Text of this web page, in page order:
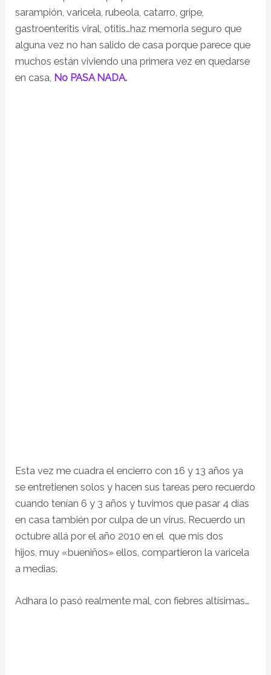
sarampión, varicela, rubeola, catarro, gripe,
gastroenteritis viral, otitis…haz memoria seguro que
alguna vez no han salido de casa porque parece que
muchos están viviendo una primera vez en quedarse
en casa, No PASA NADA.
Esta vez me cuadra el encierro con 16 y 13 años ya
se entretienen solos y hacen sus tareas pero recuerdo
cuando tenían 6 y 3 años y tuvimos que pasar 4 días
en casa también por culpa de un virus. Recuerdo un
octubre allá por el año 2010 en el que mis dos
hijos,muy «bueniños» ellos, compartieron la varicela
a medias.
Adhara lo pasó realmente mal, con fiebres altísimas…